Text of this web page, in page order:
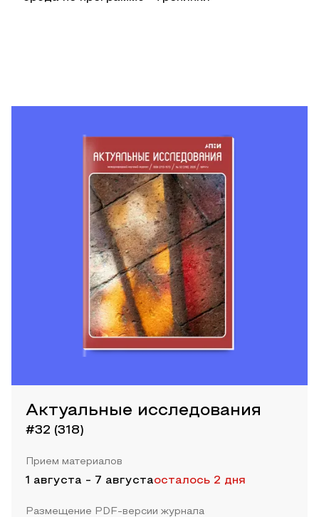
Актуальные исследования
#32 (318)
Прием материалов
1 августа - 7 августаосталось 2 дня
Размещение PDF-версии журнала